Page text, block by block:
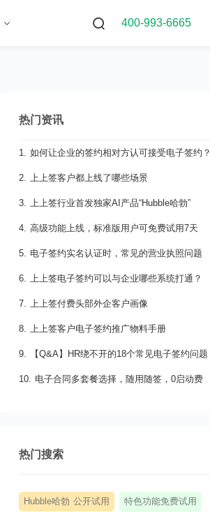
400-993-6665
热门资讯
1. 如何让企业的签约相对方认可接受电子签约？
2. 上上签客户都上线了哪些场景
3. 上上签行业首发独家AI产品“Hubble哈勃”
4. 高级功能上线，标准版用户可免费试用7天
5. 电子签约实名认证时，常见的营业执照问题
6. 上上签电子签约可以与企业哪些系统打通？
7. 上上签付费头部外企客户画像
8. 上上签客户电子签约推广物料手册
9. 【Q&A】HR绕不开的18个常见电子签约问题
10. 电子合同多套餐选择，随用随签，0启动费
热门搜索
Hubble哈勃 公开试用 特色功能免费试用